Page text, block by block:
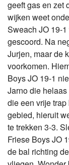
geeft gas en zet
wijken weet
Sweach JO 19-
gescoord. Na
Jurjen, maar de
voorkomen.
Boys JO 19-1
Jarno die
die een vrije
gebied, hieruit
te trekken 3-3.
Friese Boys JO
de bal richting